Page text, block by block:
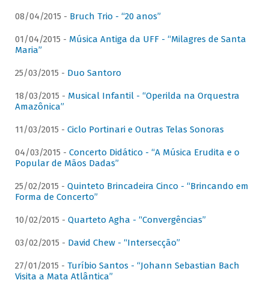
08/04/2015 - Bruch Trio - “20 anos”
01/04/2015 - Música Antiga da UFF - “Milagres de Santa
Maria”
25/03/2015 - Duo Santoro
18/03/2015 - Musical Infantil - “Operilda na Orquestra
Amazônica”
11/03/2015 - Ciclo Portinari e Outras Telas Sonoras
04/03/2015 - Concerto Didático - “A Música Erudita e o
Popular de Mãos Dadas”
25/02/2015 - Quinteto Brincadeira Cinco - “Brincando em
Forma de Concerto”
10/02/2015 - Quarteto Agha - “Convergências”
03/02/2015 - David Chew - “Intersecção”
27/01/2015 - Turíbio Santos - “Johann Sebastian Bach
Visita a Mata Atlântica”